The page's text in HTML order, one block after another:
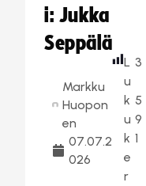
i: Jukka
Seppälä
Markku
Huopon
en
07.07.2
026
L
u
k
u
k
e
r
3
5
9
1